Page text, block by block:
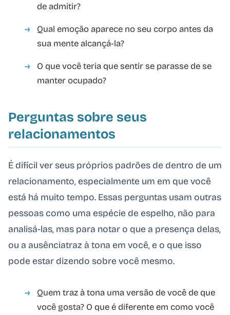
de admitir?
Qual emoção aparece no seu corpo antes da
sua mente alcançá-la?
O que você teria que sentir se parasse de se
manter ocupado?
Perguntas sobre seus
relacionamentos
É difícil ver seus próprios padrões de dentro de um
relacionamento, especialmente um em que você
está há muito tempo. Essas perguntas usam outras
pessoas como uma espécie de espelho, não para
analisá-las, mas para notar o que a presença delas,
ou a ausênciatraz à tona em você, e o que isso
pode estar dizendo sobre você mesmo.
Quem traz à tona uma versão de você de que
você gosta? O que é diferente em como você